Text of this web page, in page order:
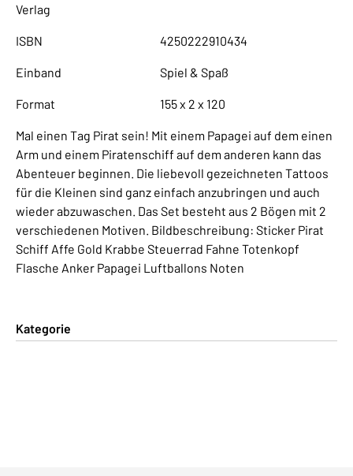
Verlag
ISBN 4250222910434
Einband Spiel & Spaß
Format 155 x 2 x 120
Mal einen Tag Pirat sein! Mit einem Papagei auf dem einen
Arm und einem Piratenschiff auf dem anderen kann das
Abenteuer beginnen. Die liebevoll gezeichneten Tattoos
für die Kleinen sind ganz einfach anzubringen und auch
wieder abzuwaschen. Das Set besteht aus 2 Bögen mit 2
verschiedenen Motiven. Bildbeschreibung: Sticker Pirat
Schiff Affe Gold Krabbe Steuerrad Fahne Totenkopf
Flasche Anker Papagei Luftballons Noten
Kategorie